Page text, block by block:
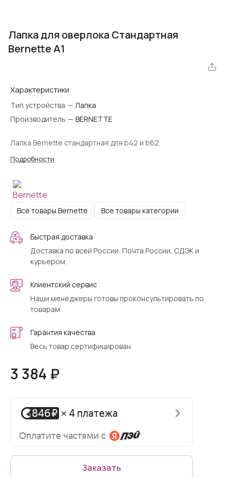
Лапка для оверлока Стандартная
Bernette A1
Характеристики
Тип устройства — Лапка
Производитель — BERNETTE
Лапка Bernette стандартная для b42 и b62
Подробности
Все товары Bernette Все товары категории
Быстрая доставка
Доставка по всей России: Почта России, СДЭК и
курьером.
Клиентский сервис
Наши менеджеры готовы проконсультировать по
товарам
Гарантия качества
Весь товар сертифицирован
3 384 ₽
Заказать